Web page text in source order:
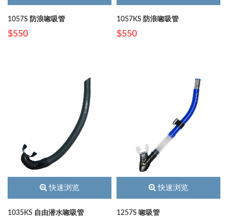
1057S 防浪唿吸管
$550
1057KS 防浪唿吸管
$550
快速浏览
1035KS 自由潜水唿吸管
快速浏览
1257S 唿吸管